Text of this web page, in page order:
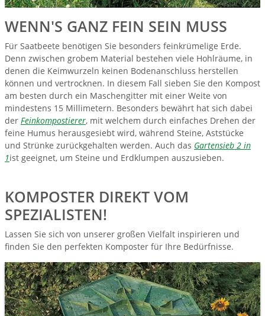
WENN'S GANZ FEIN SEIN MUSS
Für Saatbeete benötigen Sie besonders feinkrümelige Erde.
Denn zwischen grobem Material bestehen viele Hohlräume, in
denen die Keimwurzeln keinen Bodenanschluss herstellen
können und vertrocknen. In diesem Fall sieben Sie den Kompost
am besten durch ein Maschengitter mit einer Weite von
mindestens 15 Millimetern. Besonders bewährt hat sich dabei
der Feinkompostierer, mit welchem durch einfaches Drehen der
feine Humus herausgesiebt wird, während Steine, Aststücke
und Strünke zurückgehalten werden. Auch das Gartensieb 2 in
1ist geeignet, um Steine und Erdklumpen auszusieben.
KOMPOSTER DIREKT VOM
SPEZIALISTEN!
Lassen Sie sich von unserer großen Vielfalt inspirieren und
finden Sie den perfekten Komposter für Ihre Bedürfnisse.